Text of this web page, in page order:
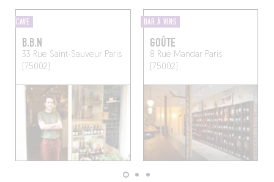
CAVE
B.B.N
33 Rue Saint-Sauveur Paris
(75002)
BAR À VINS
GOÛTE
8 Rue Mandar Paris
(75002)